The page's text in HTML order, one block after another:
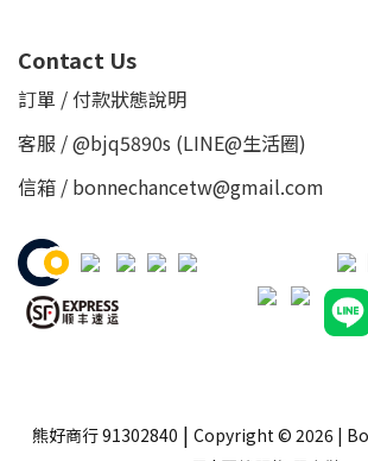
Contact Us
訂單 / 付款狀態說明
客服 /@bjq5890s (LINE@生活圈)
信箱 / bonnechancetw@gmail.com
熊好商行 91302840 | Copyright © 2026 |